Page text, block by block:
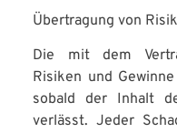
Übertragung von
Die mit dem
Risiken und
sobald der Inhalt
verlässt. Jeder